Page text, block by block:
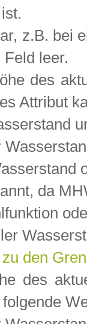
z.B. bei
leer.
des
Attribut
da
den
des